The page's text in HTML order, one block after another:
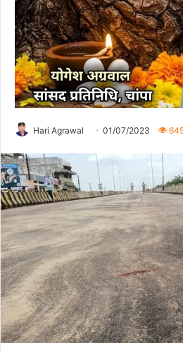
Hari Agrawal 01/07/2023